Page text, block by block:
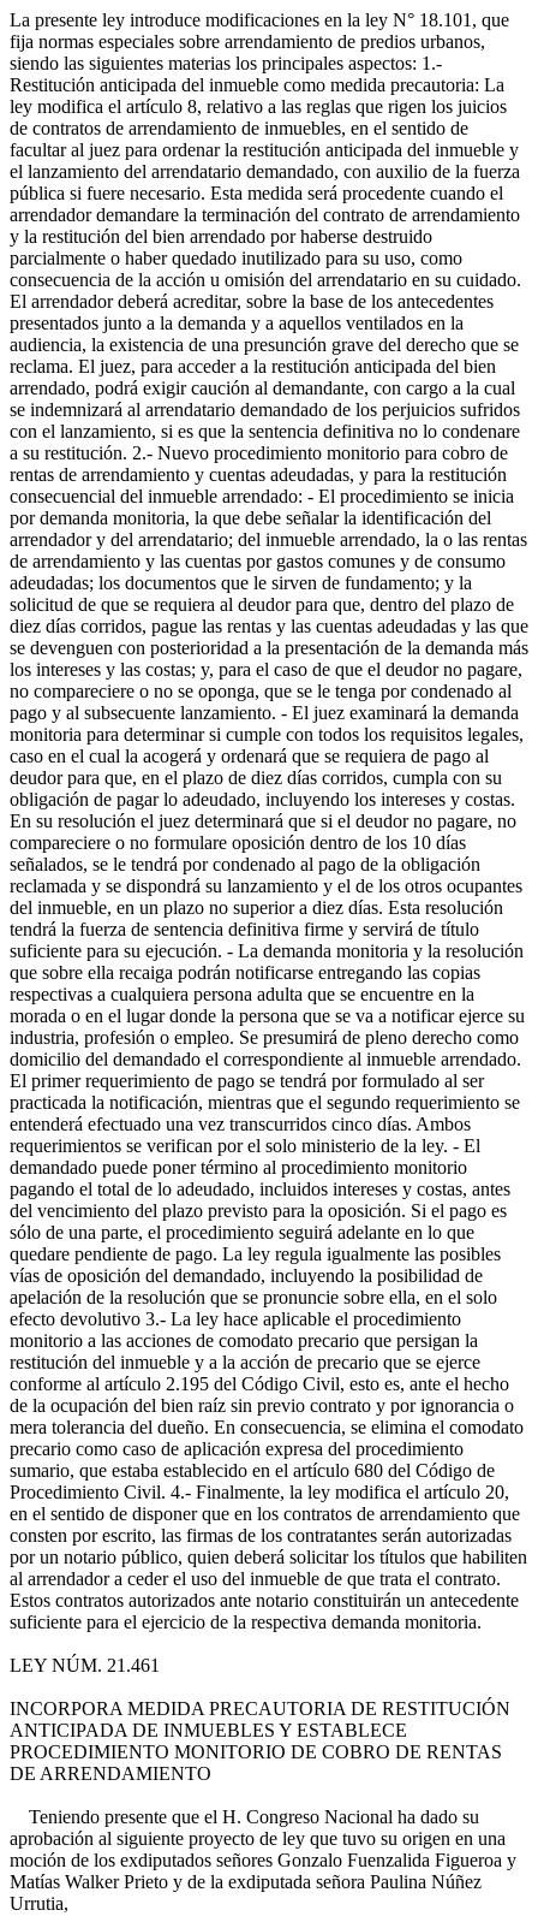
La presente ley introduce modificaciones en la ley N° 18.101, que
fija normas especiales sobre arrendamiento de predios urbanos,
siendo las siguientes materias los principales aspectos: 1.-
Restitución anticipada del inmueble como medida precautoria: La
ley modifica el artículo 8, relativo a las reglas que rigen los juicios
de contratos de arrendamiento de inmuebles, en el sentido de
facultar al juez para ordenar la restitución anticipada del inmueble y
el lanzamiento del arrendatario demandado, con auxilio de la fuerza
pública si fuere necesario. Esta medida será procedente cuando el
arrendador demandare la terminación del contrato de arrendamiento
y la restitución del bien arrendado por haberse destruido
parcialmente o haber quedado inutilizado para su uso, como
consecuencia de la acción u omisión del arrendatario en su cuidado.
El arrendador deberá acreditar, sobre la base de los antecedentes
presentados junto a la demanda y a aquellos ventilados en la
audiencia, la existencia de una presunción grave del derecho que se
reclama. El juez, para acceder a la restitución anticipada del bien
arrendado, podrá exigir caución al demandante, con cargo a la cual
se indemnizará al arrendatario demandado de los perjuicios sufridos
con el lanzamiento, si es que la sentencia definitiva no lo condenare
a su restitución. 2.- Nuevo procedimiento monitorio para cobro de
rentas de arrendamiento y cuentas adeudadas, y para la restitución
consecuencial del inmueble arrendado: - El procedimiento se inicia
por demanda monitoria, la que debe señalar la identificación del
arrendador y del arrendatario; del inmueble arrendado, la o las rentas
de arrendamiento y las cuentas por gastos comunes y de consumo
adeudadas; los documentos que le sirven de fundamento; y la
solicitud de que se requiera al deudor para que, dentro del plazo de
diez días corridos, pague las rentas y las cuentas adeudadas y las que
se devenguen con posterioridad a la presentación de la demanda más
los intereses y las costas; y, para el caso de que el deudor no pagare,
no compareciere o no se oponga, que se le tenga por condenado al
pago y al subsecuente lanzamiento. - El juez examinará la demanda
monitoria para determinar si cumple con todos los requisitos legales,
caso en el cual la acogerá y ordenará que se requiera de pago al
deudor para que, en el plazo de diez días corridos, cumpla con su
obligación de pagar lo adeudado, incluyendo los intereses y costas.
En su resolución el juez determinará que si el deudor no pagare, no
compareciere o no formulare oposición dentro de los 10 días
señalados, se le tendrá por condenado al pago de la obligación
reclamada y se dispondrá su lanzamiento y el de los otros ocupantes
del inmueble, en un plazo no superior a diez días. Esta resolución
tendrá la fuerza de sentencia definitiva firme y servirá de título
suficiente para su ejecución. - La demanda monitoria y la resolución
que sobre ella recaiga podrán notificarse entregando las copias
respectivas a cualquiera persona adulta que se encuentre en la
morada o en el lugar donde la persona que se va a notificar ejerce su
industria, profesión o empleo. Se presumirá de pleno derecho como
domicilio del demandado el correspondiente al inmueble arrendado.
El primer requerimiento de pago se tendrá por formulado al ser
practicada la notificación, mientras que el segundo requerimiento se
entenderá efectuado una vez transcurridos cinco días. Ambos
requerimientos se verifican por el solo ministerio de la ley. - El
demandado puede poner término al procedimiento monitorio
pagando el total de lo adeudado, incluidos intereses y costas, antes
del vencimiento del plazo previsto para la oposición. Si el pago es
sólo de una parte, el procedimiento seguirá adelante en lo que
quedare pendiente de pago. La ley regula igualmente las posibles
vías de oposición del demandado, incluyendo la posibilidad de
apelación de la resolución que se pronuncie sobre ella, en el solo
efecto devolutivo 3.- La ley hace aplicable el procedimiento
monitorio a las acciones de comodato precario que persigan la
restitución del inmueble y a la acción de precario que se ejerce
conforme al artículo 2.195 del Código Civil, esto es, ante el hecho
de la ocupación del bien raíz sin previo contrato y por ignorancia o
mera tolerancia del dueño. En consecuencia, se elimina el comodato
precario como caso de aplicación expresa del procedimiento
sumario, que estaba establecido en el artículo 680 del Código de
Procedimiento Civil. 4.- Finalmente, la ley modifica el artículo 20,
en el sentido de disponer que en los contratos de arrendamiento que
consten por escrito, las firmas de los contratantes serán autorizadas
por un notario público, quien deberá solicitar los títulos que habiliten
al arrendador a ceder el uso del inmueble de que trata el contrato.
Estos contratos autorizados ante notario constituirán un antecedente
suficiente para el ejercicio de la respectiva demanda monitoria.
LEY NÚM. 21.461
INCORPORA MEDIDA PRECAUTORIA DE RESTITUCIÓN
ANTICIPADA DE INMUEBLES Y ESTABLECE
PROCEDIMIENTO MONITORIO DE COBRO DE RENTAS
DE ARRENDAMIENTO
Teniendo presente que el H. Congreso Nacional ha dado su
aprobación al siguiente proyecto de ley que tuvo su origen en una
moción de los exdiputados señores Gonzalo Fuenzalida Figueroa y
Matías Walker Prieto y de la exdiputada señora Paulina Núñez
Urrutia,